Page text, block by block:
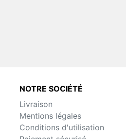
NOTRE SOCIÉTÉ
Livraison
Mentions légales
Conditions d'utilisation